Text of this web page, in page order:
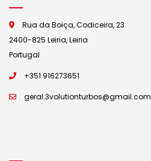
Rua da Boiça, Codiceira, 23
2400-825 Leiria, Leiria
Portugal
+351 916273651
geral.3volutionturbos@gmail.com